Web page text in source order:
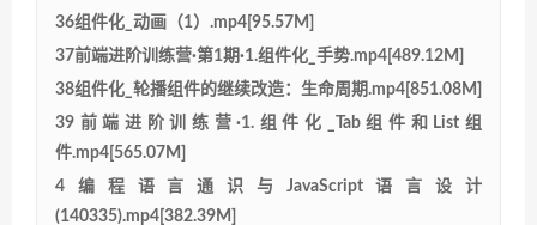
36组件化_动画（1）.mp4[95.57M]
37前端进阶训练营·第1期·1.组件化_手势.mp4[489.12M]
38组件化_轮播组件的继续改造：生命周期.mp4[851.08M]
39前端进阶训练营·1.组件化_Tab组件和List组
件.mp4[565.07M]
4编程语言通识与JavaScript语言设计
(140335).mp4[382.39M]